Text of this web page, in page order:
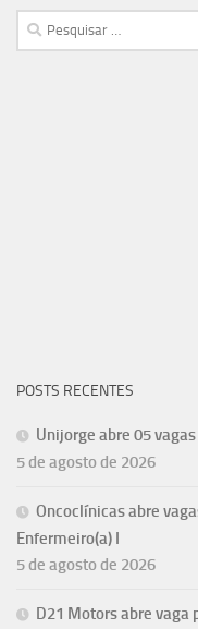
Pesquisar
por:
POSTS RECENTES
Unijorge abre 05
5 de agosto de 2026
Oncoclínicas abre
Enfermeiro(a) I
5 de agosto de 2026
D21 Motors abre